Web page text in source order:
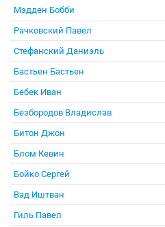
Мэдден Бобби
Рачковский Павел
Стефанский Даниэль
Бастьен Бастьен
Бебек Иван
Безбородов Владислав
Битон Джон
Блом Кевин
Бойко Сергей
Вад Иштван
Гиль Павел